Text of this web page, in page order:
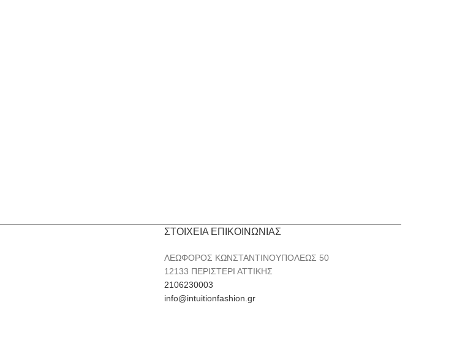
ΣΤΟΙΧΕΙΑ ΕΠΙΚΟΙΝΩΝΙΑΣ
ΛΕΩΦΟΡΟΣ ΚΩΝΣΤΑΝΤΙΝΟΥΠΟΛΕΩΣ 50
12133 ΠΕΡΙΣΤΕΡΙ ΑΤΤΙΚΗΣ
2106230003
info@intuitionfashion.gr